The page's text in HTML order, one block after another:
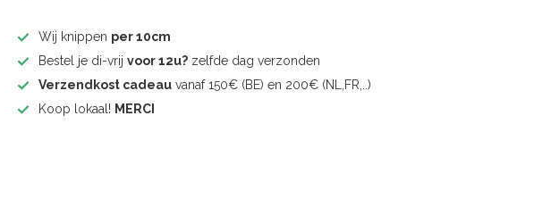
Wij knippen per 10cm
Bestel je di-vrijvoor 12u? zelfde dag verzonden
Verzendkost cadeau vanaf 150€ (BE) en 200€ (NL,FR,..)
Koop lokaal! MERCI